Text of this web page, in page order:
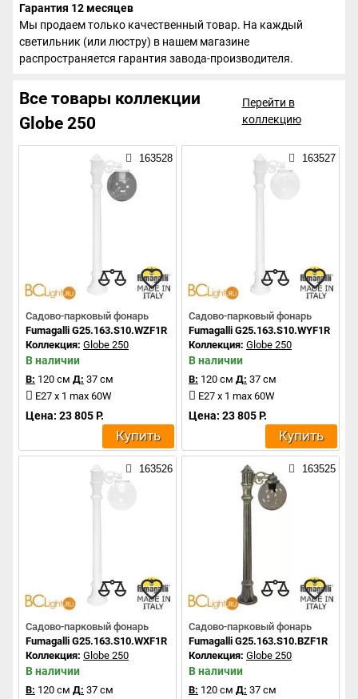
Гарантия 12 месяцев
Мы продаем только качественный товар. На каждый
светильник (или люстру) в нашем магазине
распространяется гарантия завода-производителя.
Все товары коллекции
Globe 250
Перейти в
коллекцию
163528
Садово-парковый фонарь
Fumagalli G25.163.S10.WZF1R
Коллекция: Globe 250
В наличии
В: 120 см Д: 37 см
E27 x 1 max 60W
Цена: 23 805 Р.
Купить
163527
Садово-парковый фонарь
Fumagalli G25.163.S10.WYF1R
Коллекция: Globe 250
В наличии
В: 120 см Д: 37 см
E27 x 1 max 60W
Цена: 23 805 Р.
Купить
163526
Садово-парковый фонарь
Fumagalli G25.163.S10.WXF1R
Коллекция: Globe 250
В наличии
В: 120 см Д: 37 см
163525
Садово-парковый фонарь
Fumagalli G25.163.S10.BZF1R
Коллекция: Globe 250
В наличии
В: 120 см Д: 37 см